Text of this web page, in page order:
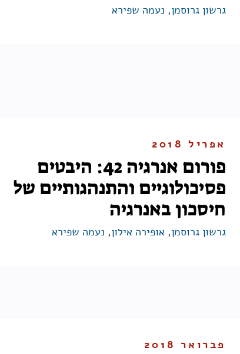
גרשון גרוסמן, נעמה שפירא
אפריל 2018
פורום אנרגיה 42: היבטים
פסיכולוגיים והתנהגותיים של
חיסכון באנרגיה
גרשון גרוסמן, אופירה אילון, נעמה שפירא
פברואר 2018